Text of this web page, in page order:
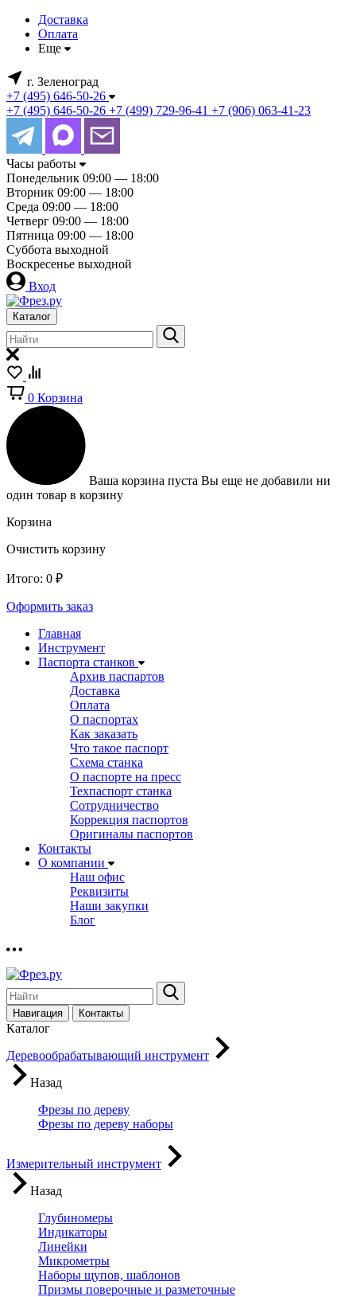
Доставка
Оплата
Еще
г. Зеленоград
+7 (495) 646-50-26
+7 (495) 646-50-26 +7 (499) 729-96-41 +7 (906) 063-41-23
Часы работы
Понедельник 09:00 — 18:00
Вторник 09:00 — 18:00
Среда 09:00 — 18:00
Четверг 09:00 — 18:00
Пятница 09:00 — 18:00
Суббота выходной
Воскресенье выходной
Вход
Каталог
0 Корзина
Ваша корзина пуста Вы еще не добавили ни
один товар в корзину
Корзина
Очистить корзину
Итого: 0 ₽
Оформить заказ
Главная
Инструмент
Паспорта станков
Архив паспартов
Доставка
Оплата
О паспортах
Как заказать
Что такое паспорт
Схема станка
О паспорте на пресс
Техпаспорт станка
Сотрудничество
Коррекция паспортов
Оригиналы паспортов
Контакты
О компании
Наш офис
Реквизиты
Наши закупки
Блог
Навигация Контакты
Каталог
Деревообрабатывающий инструмент
Назад
Фрезы по дереву
Фрезы по дереву наборы
Измерительный инструмент
Назад
Глубиномеры
Индикаторы
Линейки
Микрометры
Наборы щупов, шаблонов
Призмы поверочные и разметочные